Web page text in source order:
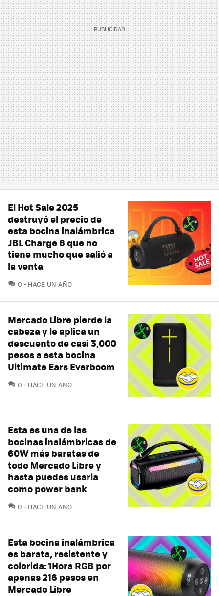
El Hot Sale 2025
destruyó el precio de
esta bocina inalámbrica
JBL Charge 6 que no
tiene mucho que salió a
la venta
0 COMENTARIOS
HACE UN AÑO
Mercado Libre pierde la
cabeza y le aplica un
descuento de casi 3,000
pesos a esta bocina
Ultimate Ears Everboom
0 COMENTARIOS
HACE UN AÑO
Esta es una de las
bocinas inalámbricas de
60W más baratas de
todo Mercado Libre y
hasta puedes usarla
como power bank
0 COMENTARIOS
HACE UN AÑO
Esta bocina inalámbrica
es barata, resistente y
colorida: 1Hora RGB por
apenas 216 pesos en
Mercado Libre